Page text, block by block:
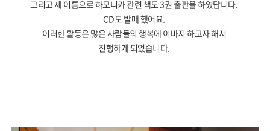
그리고 제 이름으로 하모니카 관련 책도 3권 출판을 하였답니다.
CD도 발매 했어요
이러한 활동은 많은 사람들의 행복에 이바지 하고자 해서
진행하게 되었습니다.